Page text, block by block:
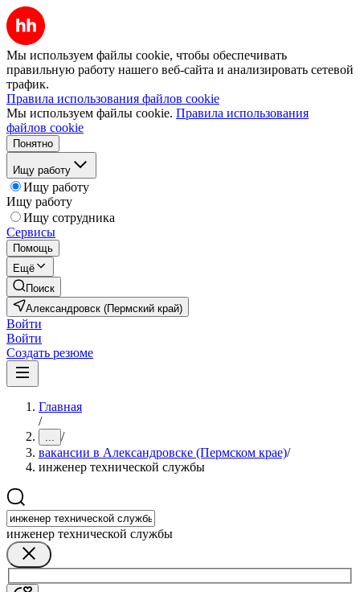
Мы используем файлы cookie, чтобы обеспечивать
правильную работу нашего веб-сайта и анализировать сетевой
трафик.
Правила использования файлов cookie
Мы используем файлы cookie. Правила использования
файлов cookie
Понятно
Ищу работу
Ищу работу
Ищу работу
Ищу сотрудника
Сервисы
Помощь
Ещё
Поиск
Александровск (Пермский край)
Войти
Войти
Создать резюме
Главная
/
... /
вакансии в Александровске (Пермском крае)/
инженер технической службы
инженер технической службы